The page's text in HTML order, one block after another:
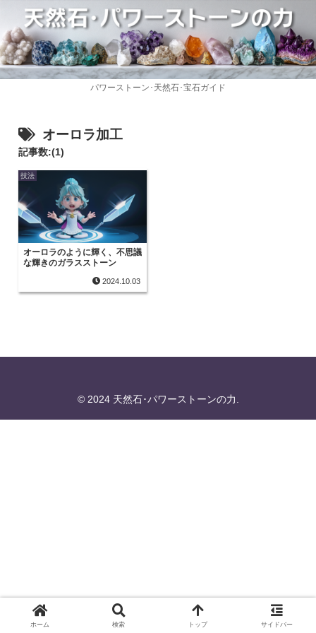
パワーストーン･天然石･宝石ガイド
オーロラ加工
記事数:(1)
技法
オーロラのように輝く、不思議
な輝きのガラスストーン
2024.10.03
© 2024 天然石･パワーストーンの力.
ホーム 検索 トップ サイドバー